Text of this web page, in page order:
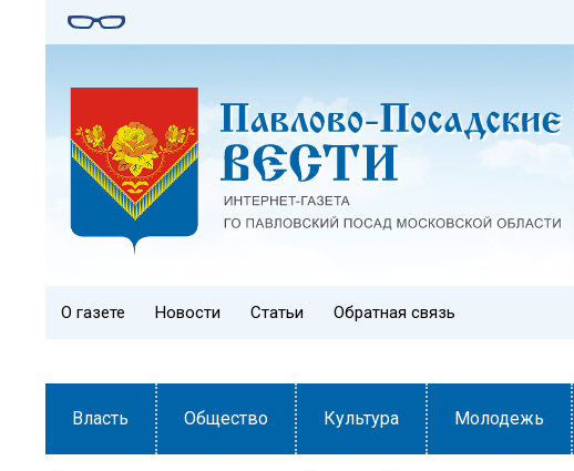
О газете Новости Статьи Обратная связь
Власть Общество Культура Молодежь